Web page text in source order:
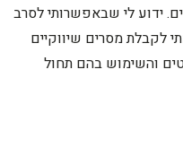
ידוע לי שבאפשרותי לסרב
לקבלת מסרים שיווקיים
והשימוש בהם תחול